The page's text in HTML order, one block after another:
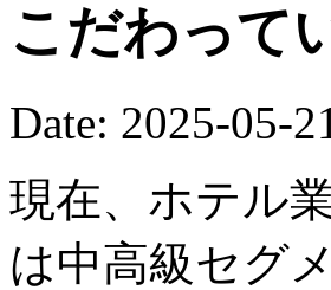
こだわって
Date: 2025-05-21
現在、ホテル
は中高級セグ